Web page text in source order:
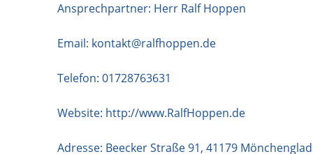
Ansprechpartner: Herr Ralf Hoppen
Email: kontakt@ralfhoppen.de
Telefon: 01728763631
Website: http://www.RalfHoppen.de
Adresse: Beecker Straße 91, 41179